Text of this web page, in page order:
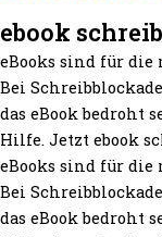
ebook
eBooks sind für
Bei
das eBook bedroht
Hilfe. Jetzt ebook
eBooks sind für
Bei
das eBook bedroht